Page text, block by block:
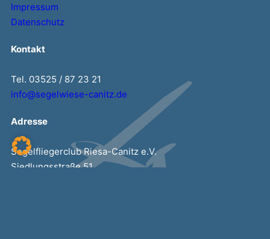
Impressum
Datenschutz
Kontakt
Tel. 03525 / 87 23 21
info@segelwiese-canitz.de
Adresse
Segelfliegerclub Riesa-Canitz e.V.
Siedlungsstraße 51